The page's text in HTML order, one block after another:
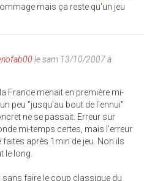
mais ça reste qu'un jeu
le sam 13/10/2007 à
France menait en première mi-
peu "jusqu'au bout de l'ennui"
ne se passait. Erreur sur
mi-temps certes, mais l'erreur
faites après 1min de jeu. Non ils
le long.
sans faire le coup classique du